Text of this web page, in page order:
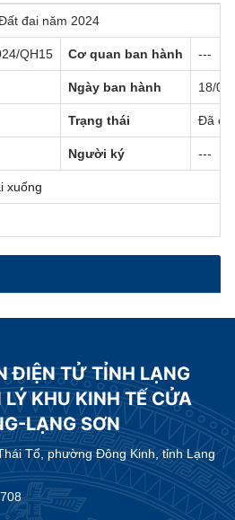
đai năm 2024
QH15 Cơ quan ban hành ---
Ngày ban hành 18/
Trạng thái Đã có
Người ký ---
xuống
ĐIỆN TỬ TỈNH LẠNG
KHU KINH TẾ CỬA
LẠNG SƠN
Tổ, phường Đông Kinh, tỉnh Lạng